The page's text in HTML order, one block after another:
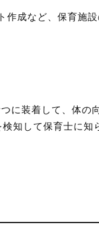
作成など、保育施
に装着して、体の
知して保育士に知